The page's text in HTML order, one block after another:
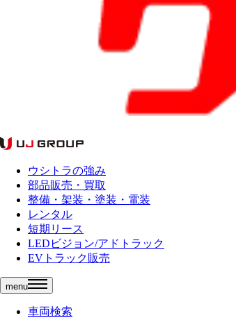
ウシトラの強み
部品販売・買取
整備・架装・塗装・電装
レンタル
短期リース
LEDビジョン/アドトラック
EVトラック販売
menu
車両検索